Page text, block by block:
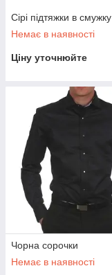
Сірі підтяжки в смужку
Немає в наявності
Ціну уточнюйте
Чорна сорочки
Немає в наявності